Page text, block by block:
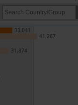
33,041
41,267
31,874